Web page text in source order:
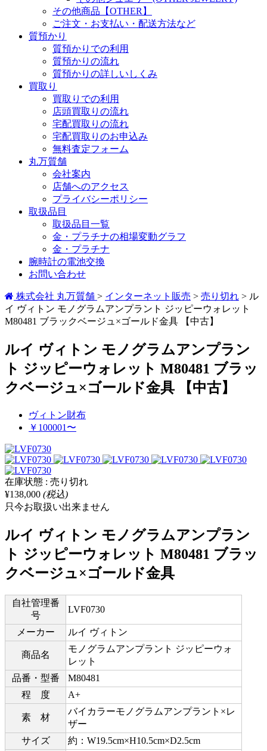
その他商品【OTHER】
ご注文・お支払い・配送方法など
質預かり
質預かりでの利用
質預かりの流れ
質預かりの詳しいしくみ
買取り
買取りでの利用
店頭買取りの流れ
宅配買取りの流れ
宅配買取りのお申込み
無料査定フォーム
丸万質舗
会社案内
店舗へのアクセス
プライバシーポリシー
取扱品目
取扱品目一覧
金・プラチナの相場変動グラフ
金・プラチナ
腕時計の電池交換
お問い合わせ
株式会社 丸万質舗 > インターネット販売 > 売り切れ > ル
イ ヴィトン モノグラムアンプラント ジッピーウォレット
M80481 ブラックベージュ×ゴールド金具 【中古】
ルイ ヴィトン モノグラムアンプラン
ト ジッピーウォレット M80481 ブラッ
クベージュ×ゴールド金具 【中古】
ヴィトン財布
￥100001〜
在庫状態 : 売り切れ
¥138,000 (税込)
只今お取扱い出来ません
ルイ ヴィトン モノグラムアンプラン
ト ジッピーウォレット M80481 ブラッ
クベージュ×ゴールド金具
自社管理番
号
LVF0730
メーカー ルイ ヴィトン
商品名
モノグラムアンプラント ジッピーウォ
レット
品番・型番
M80481
程 度
A+
素 材
バイカラーモノグラムアンプラント×レ
ザー
サイズ
約：W19.5cm×H10.5cm×D2.5cm